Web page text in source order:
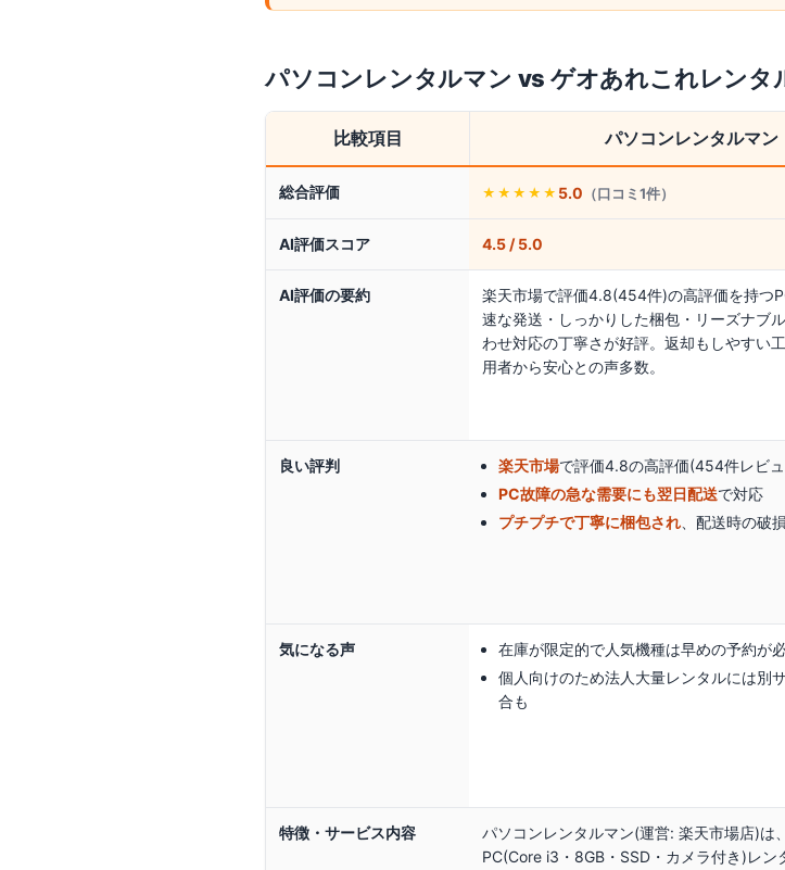
パソコンレンタルマン vs ゲオあれこれレンタ
比較項目 パソコンレンタルマン
総合評価 ★★★★★ 5.0 （口コミ1件）
AI評価スコア 4.5 / 5.0
AI評価の要約
楽天市場で評価4.8(454件)の高評価を持つ
速な発送・しっかりした梱包・リーズナブ
わせ対応の丁寧さが好評。返却もしやすい
用者から安心との声多数。
良い評判 楽天市場で評価4.8の高評価(454件レビ
PC故障の急な需要にも翌日配送で対応
プチプチで丁寧に梱包され 、配送時の破
気になる声
在庫が限定的で人気機種は早めの予約が
個人向けのため法人大量レンタルには別
合も
特徴・サービス内容
パソコンレンタルマン(運営: 楽天市場店)は
PC(Core i3・8GB・SSD・カメラ付き)レン